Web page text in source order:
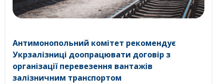
Антимонопольний комітет рекомендує
Укрзалізниці доопрацювати договір з
організації перевезення вантажів
залізничним транспортом